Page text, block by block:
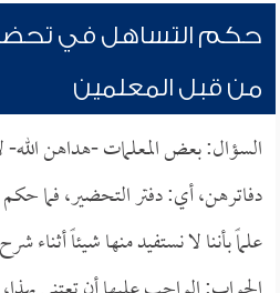
حكم التساهل في
من قبل المعلمين
السؤال: بعض المعلمات -هداهن
دفاترهن، أي: دفتر التحضير، فما
علماً بأننا لا نستفيد منها شيئاً